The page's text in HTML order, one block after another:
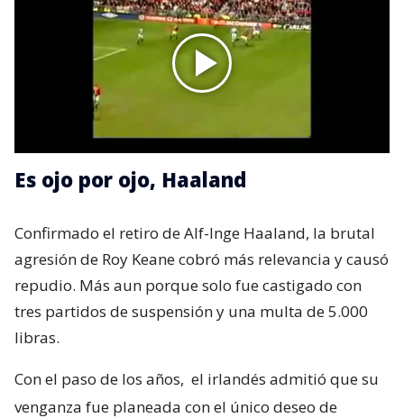
Es ojo por ojo, Haaland
Confirmado el retiro de Alf-Inge Haaland, la brutal
agresión de Roy Keane cobró más relevancia y causó
repudio. Más aun porque solo fue castigado con
tres partidos de suspensión y una multa de 5.000
libras.
Con el paso de los años, el irlandés admitió que su
venganza fue planeada con el único deseo de